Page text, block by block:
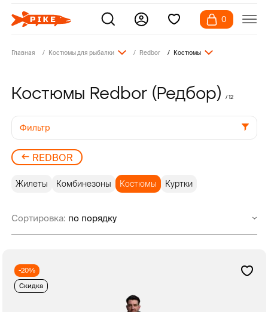
0
Главная Костюмы для рыбалки Redbor Костюмы
Костюмы Redbor (Редбор) / 12
Фильтр
REDBOR
Жилеты Комбинезоны Костюмы Куртки
Сортировка:
-20%
Скидка